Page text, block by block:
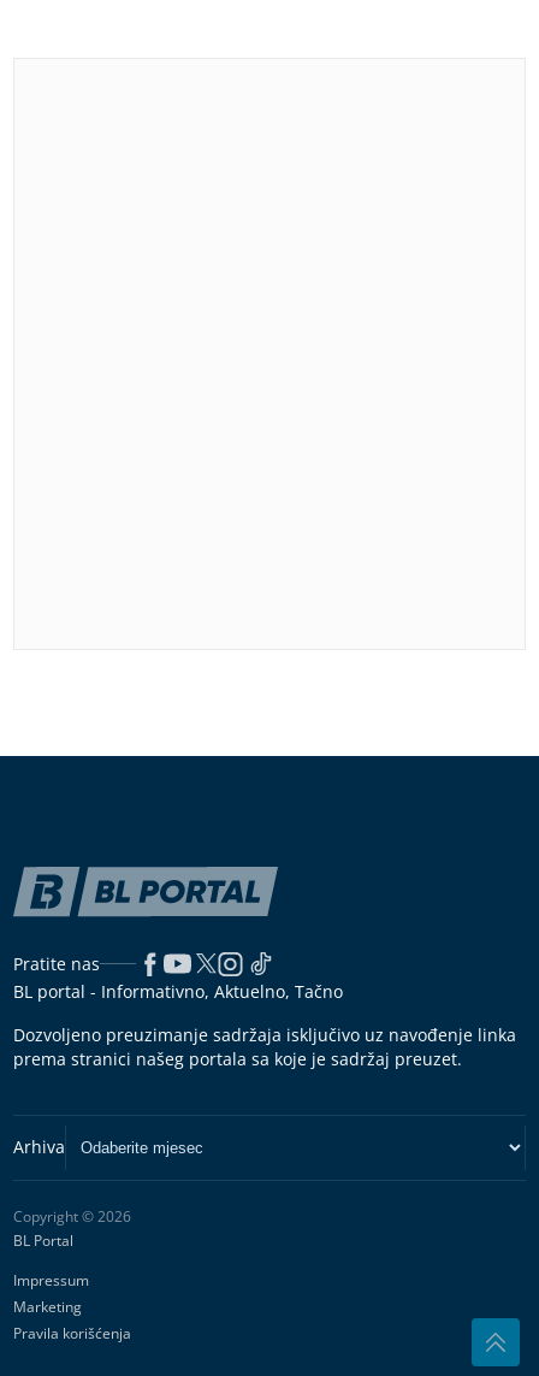
Pratite nas
BL portal - Informativno, Aktuelno, Tačno
Dozvoljeno preuzimanje sadržaja isključivo uz navođenje linka
prema stranici našeg portala sa koje je sadržaj preuzet.
Copyright © 2026
BL Portal
Impressum
Marketing
Pravila korišćenja